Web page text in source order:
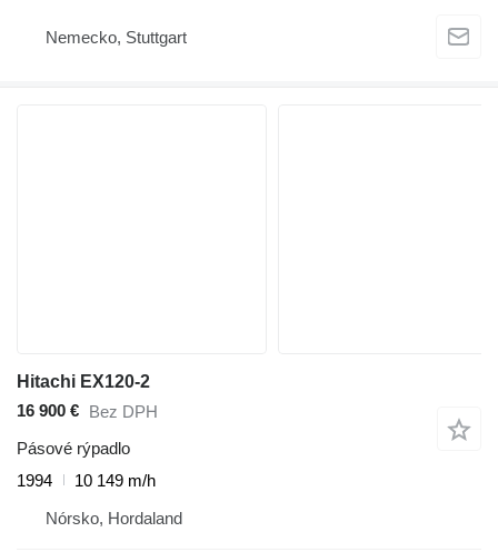
Nemecko, Stuttgart
Hitachi EX120-2
16 900 € Bez DPH
Pásové rýpadlo
1994
10 149 m/h
Nórsko, Hordaland